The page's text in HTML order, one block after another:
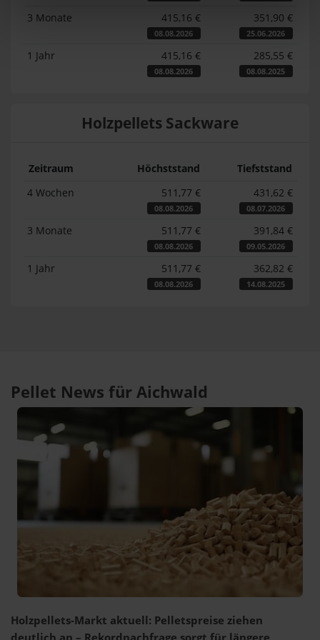
3 Monate 415,16 €
08.08.2026
351,90 €
25.06.2026
1 Jahr 415,16 €
08.08.2026
285,55 €
08.08.2025
Holzpellets Sackware
Zeitraum Höchststand
Tiefststand
4 Wochen
511,77 €
08.08.2026
431,62 €
08.07.2026
3 Monate 511,77 €
08.08.2026
391,84 €
09.05.2026
1 Jahr 511,77 €
08.08.2026
362,82 €
14.08.2025
Pellet News für Aichwald
Holzpellets-Markt aktuell: Pelletspreise ziehen